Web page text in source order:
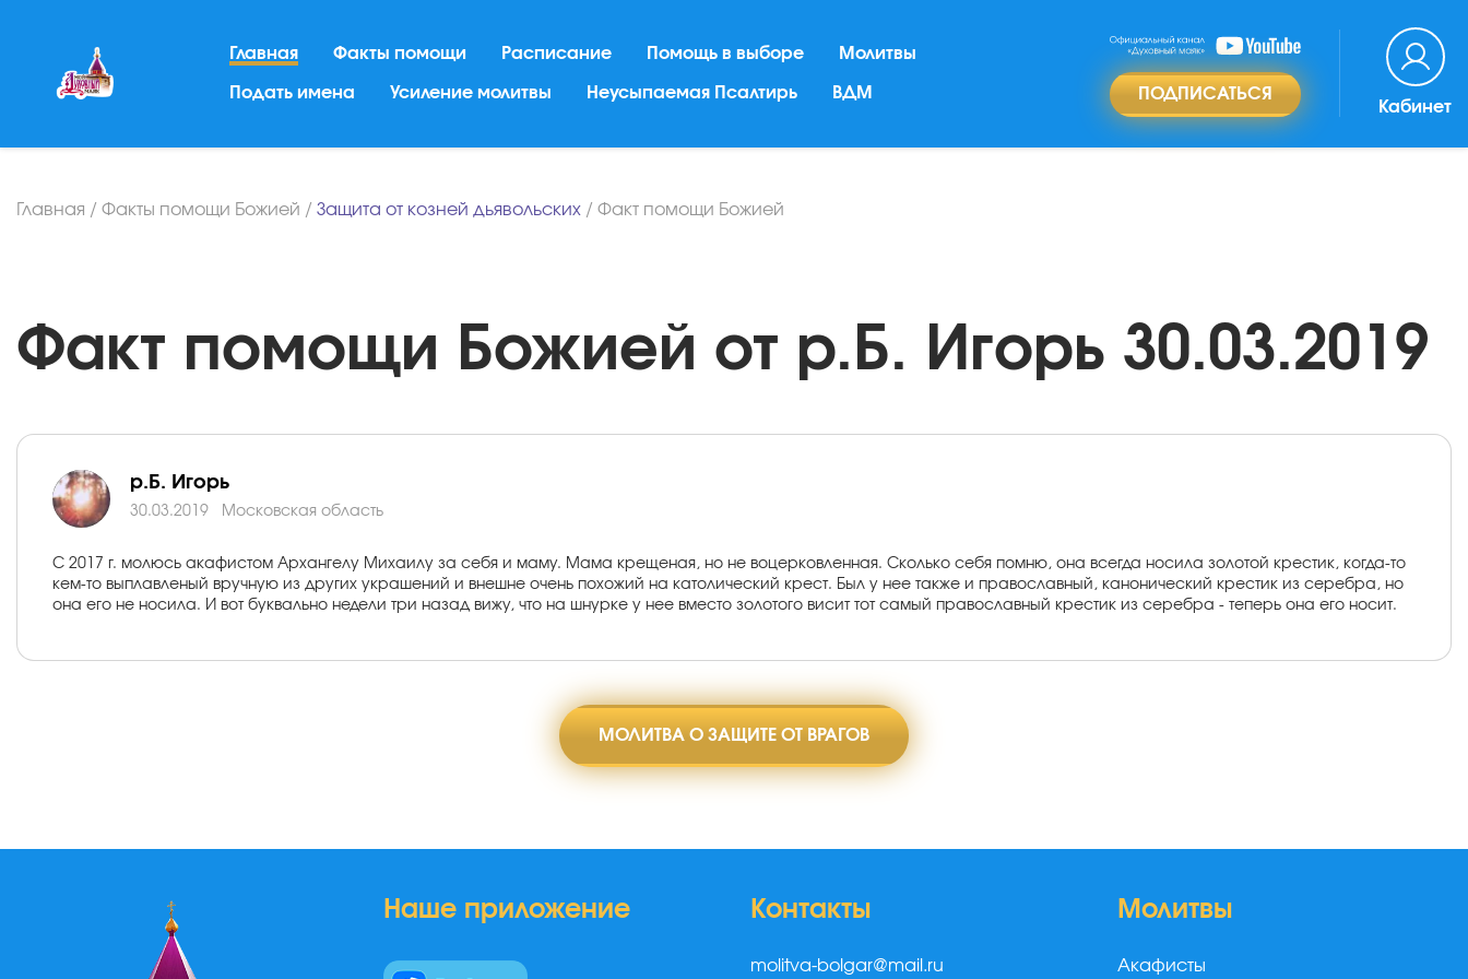
Главная Факты помощи Расписание Помощь в выборе Молитвы
Подать имена Усиление молитвы Неусыпаемая Псалтирь ВДМ ПОДПИСАТЬСЯ
Кабинет
Главная / Факты помощи Божией / Защита от козней дьявольских / Факт помощи Божией
Факт помощи Божией от р.Б. Игорь 30.03.2019
р.Б. Игорь
30.03.2019 Московская область
С 2017 г. молюсь акафистом Архангелу Михаилу за себя и маму. Мама крещеная, но не воцерковленная. Сколько себя помню, она всегда носила золотой крестик, когда-то
кем-то выплавленый вручную из других украшений и внешне очень похожий на католический крест. Был у нее также и православный, канонический крестик из серебра, но
она его не носила. И вот буквально недели три назад вижу, что на шнурке у нее вместо золотого висит тот самый православный крестик из серебра - теперь она его носит.
МОЛИТВА О ЗАЩИТЕ ОТ ВРАГОВ
Наше приложение Контакты
molitva-bolgar@mail.ru
Молитвы
Акафисты